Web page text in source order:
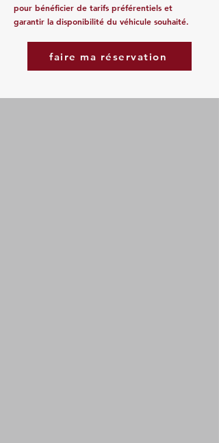
pour bénéficier de tarifs préférentiels et
garantir la disponibilité du véhicule souhaité.
faire ma réservation